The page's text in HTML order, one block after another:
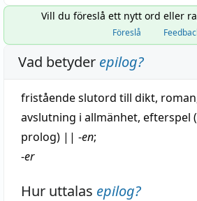
Vill du föreslå ett nytt ord eller
Föreslå
Vad betyder epilog?
friståendeslutord till dikt, roman
avslutning i allmänhet, efterspel
prolog) || -en;
-er
Hur uttalas epilog?